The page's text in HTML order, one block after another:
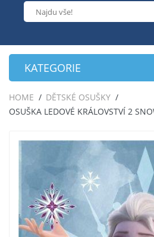
KATEGORIE
HOME
DĚTSKÉ OSUŠKY
OSUŠKA LEDOVÉ KRÁLOVSTVÍ 2